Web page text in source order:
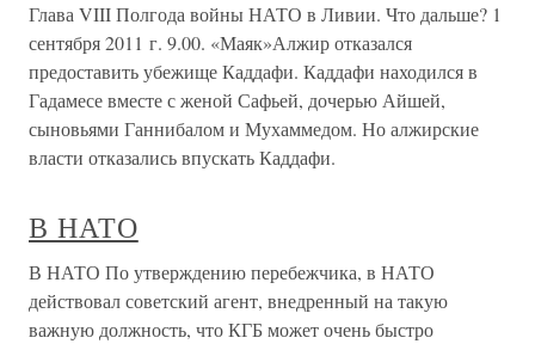
Глава VIII Полгода войны НАТО в Ливии. Что дальше? 1
сентября 2011 г. 9.00. «Маяк»Алжир отказался
предоставить убежище Каддафи. Каддафи находился в
Гадамесе вместе с женой Сафьей, дочерью Айшей,
сыновьями Ганнибалом и Мухаммедом. Но алжирские
власти отказались впускать Каддафи.
В НАТО
В НАТО По утверждению перебежчика, в НАТО
действовал советский агент, внедренный на такую
важную должность, что КГБ может очень быстро